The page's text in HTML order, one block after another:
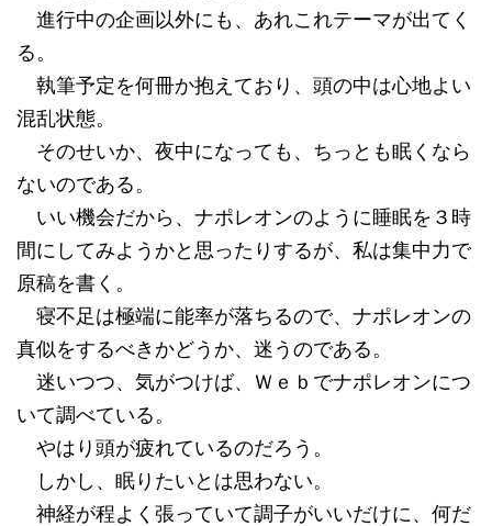
進行中の企画以外にも、あれこれテーマが出てく
る。
執筆予定を何冊か抱えており、頭の中は心地よい
混乱状態。
そのせいか、夜中になっても、ちっとも眠くなら
ないのである。
いい機会だから、ナポレオンのように睡眠を３時
間にしてみようかと思ったりするが、私は集中力で
原稿を書く。
寝不足は極端に能率が落ちるので、ナポレオンの
真似をするべきかどうか、迷うのである。
迷いつつ、気がつけば、Ｗｅｂでナポレオンにつ
いて調べている。
やはり頭が疲れているのだろう。
しかし、眠りたいとは思わない。
神経が程よく張っていて調子がいいだけに、何だ